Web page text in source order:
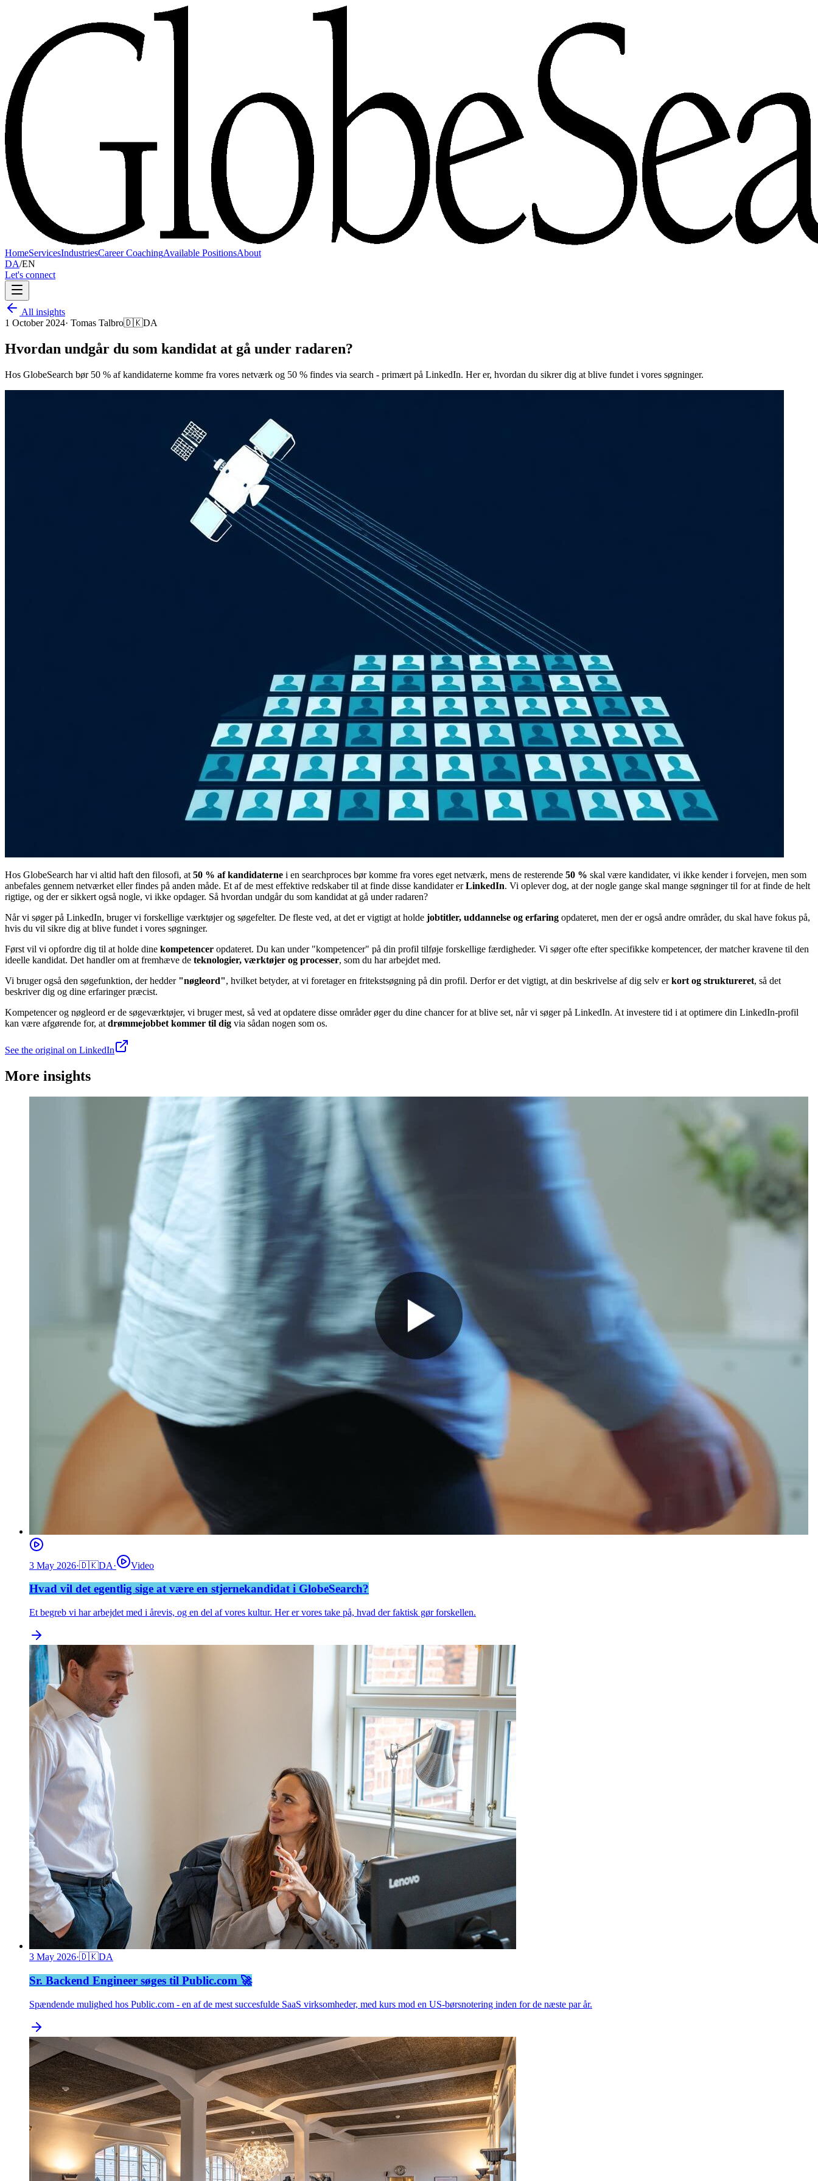
HomeServicesIndustriesCareer CoachingAvailable PositionsAbout
DA/EN
Let's connect
All insights
1 October 2024· Tomas Talbro🇩🇰DA
Hvordan undgår du som kandidat at gå under radaren?
Hos GlobeSearch bør 50 % af kandidaterne komme fra vores netværk og 50 % findes via search - primært på LinkedIn. Her er, hvordan du sikrer dig at blive fundet i vores søgninger.
Hos GlobeSearch har vi altid haft den filosofi, at 50 % af kandidaterne i en searchproces bør komme fra vores eget netværk, mens de resterende 50 % skal være kandidater, vi ikke kender i forvejen, men som
anbefales gennem netværket eller findes på anden måde. Et af de mest effektive redskaber til at finde disse kandidater erLinkedIn. Vi oplever dog, at der nogle gange skal mange søgninger til for at finde de helt
rigtige, og der er sikkert også nogle, vi ikke opdager. Så hvordan undgår du som kandidat at gå under radaren?
Når vi søger på LinkedIn, bruger vi forskellige værktøjer og søgefelter. De fleste ved, at det er vigtigt at holde jobtitler, uddannelse og erfaring opdateret, men der er også andre områder, du skal have fokus på,
hvis du vil sikre dig at blive fundet i vores søgninger.
Først vil vi opfordre dig til at holde dine kompetencer opdateret. Du kan under "kompetencer" på din profil tilføje forskellige færdigheder. Vi søger ofte efter specifikke kompetencer, der matcher kravene til den
ideelle kandidat. Det handler om at fremhæve de teknologier, værktøjer og processer, som du har arbejdet med.
Vi bruger også den søgefunktion, der hedder "nøgleord", hvilket betyder, at vi foretager en fritekstsøgning på din profil. Derfor er det vigtigt, at din beskrivelse af dig selv erkort og struktureret, så det
beskriver dig og dine erfaringer præcist.
Kompetencer og nøgleord er de søgeværktøjer, vi bruger mest, så ved at opdatere disse områder øger du dine chancer for at blive set, når vi søger på LinkedIn. At investere tid i at optimere din LinkedIn-profil
kan være afgørende for, at drømmejobbet kommer til dig via sådan nogen som os.
See the original on LinkedIn
More insights
3 May 2026·🇩🇰DA· Video
Hvad vil det egentlig sige at være en stjernekandidat i GlobeSearch?
Et begreb vi har arbejdet med i årevis, og en del af vores kultur. Her er vores take på, hvad der faktisk gør forskellen.
3 May 2026·🇩🇰DA
Sr. Backend Engineer søges til Public.com 🚀
Spændende mulighed hos Public.com - en af de mest succesfulde SaaS virksomheder, med kurs mod en US-børsnotering inden for de næste par år.